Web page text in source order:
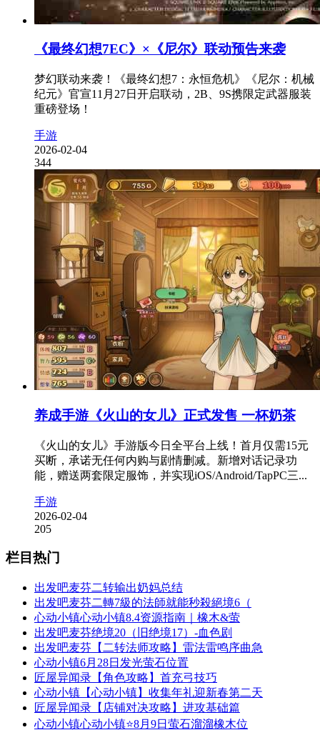
《最终幻想7EC》×《尼尔》联动预告来袭
梦幻联动来袭！《最终幻想7：永恒危机》《尼尔：机械
纪元》官宣11月27日开启联动，2B、9S携限定武器服装
重磅登场！
手游
2026-02-04
344
养成手游《火山的女儿》正式发售 一杯奶茶
《火山的女儿》手游版今日全平台上线！首月仅需15元
买断，承诺无任何内购与剧情删减。新增对话记录功
能，赠送两套限定服饰，并实现iOS/Android/TapPC三...
手游
2026-02-04
205
栏目热门
出发吧麦芬二转输出奶妈总结
出发吧麦芬二轉7級的法師就能秒殺絕境6（
心动小镇心动小镇8.4资源指南｜橡木&萤
出发吧麦芬绝境20（旧绝境17）-血色剧
出发吧麦芬【二转法师攻略】雷法雷鸣序曲急
心动小镇6月28日发光萤石位置
匠屋异闻录【角色攻略】首充弓技巧
心动小镇【心动小镇】收集年礼迎新春第二天
匠屋异闻录【店铺对决攻略】进攻基础篇
心动小镇心动小镇⭐8月9日萤石溜溜橡木位